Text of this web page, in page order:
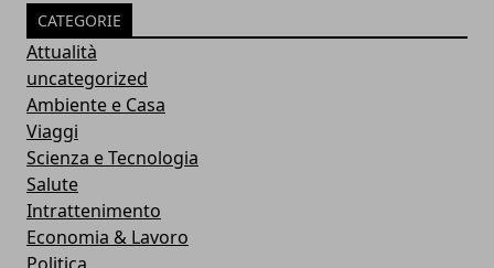
CATEGORIE
Attualità
uncategorized
Ambiente e Casa
Viaggi
Scienza e Tecnologia
Salute
Intrattenimento
Economia & Lavoro